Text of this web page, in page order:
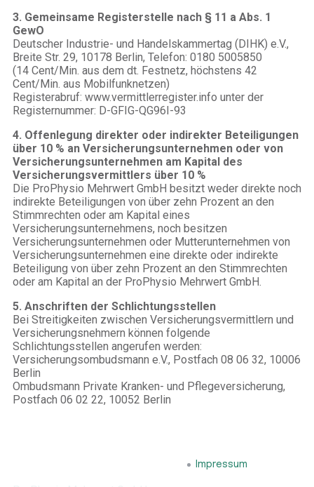
3. Gemeinsame Registerstelle nach § 11 a Abs. 1
GewO
Deutscher Industrie- und Handelskammertag (DIHK) e.V.,
Breite Str. 29, 10178 Berlin, Telefon: 0180 5005850
(14 Cent/Min. aus dem dt. Festnetz, höchstens 42
Cent/Min. aus Mobilfunknetzen)
Registerabruf: www.vermittlerregister.info unter der
Registernummer: D-GFIG-QG96I-93
4. Offenlegung direkter oder indirekter Beteiligungen
über 10 % an Versicherungsunternehmen oder von
Versicherungsunternehmen am Kapital des
Versicherungsvermittlers über 10 %
Die ProPhysio Mehrwert GmbH besitzt weder direkte noch
indirekte Beteiligungen von über zehn Prozent an den
Stimmrechten oder am Kapital eines
Versicherungsunternehmens, noch besitzen
Versicherungsunternehmen oder Mutterunternehmen von
Versicherungsunternehmen eine direkte oder indirekte
Beteiligung von über zehn Prozent an den Stimmrechten
oder am Kapital an der ProPhysio Mehrwert GmbH.
5. Anschriften der Schlichtungsstellen
Bei Streitigkeiten zwischen Versicherungsvermittlern und
Versicherungsnehmern können folgende
Schlichtungsstellen angerufen werden:
Versicherungsombudsmann e.V., Postfach 08 06 32, 10006
Berlin
Ombudsmann Private Kranken- und Pflegeversicherung,
Postfach 06 02 22, 10052 Berlin
Impressum